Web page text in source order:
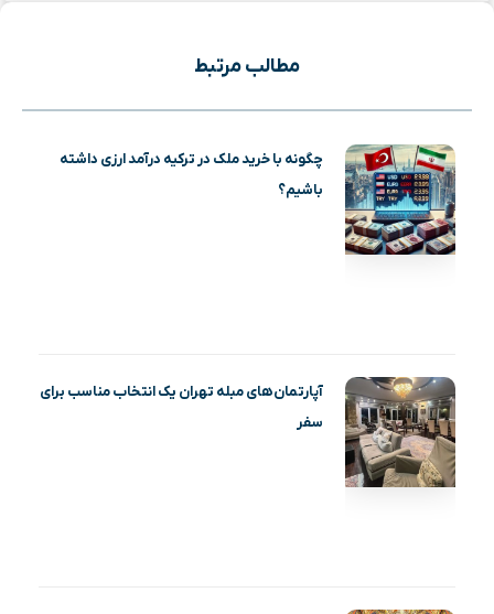
مطالب مرتبط
چگونه با خرید ملک در ترکیه درآمد ارزی داشته
باشیم؟
آپارتمان‌های مبله تهران یک انتخاب مناسب برای
سفر